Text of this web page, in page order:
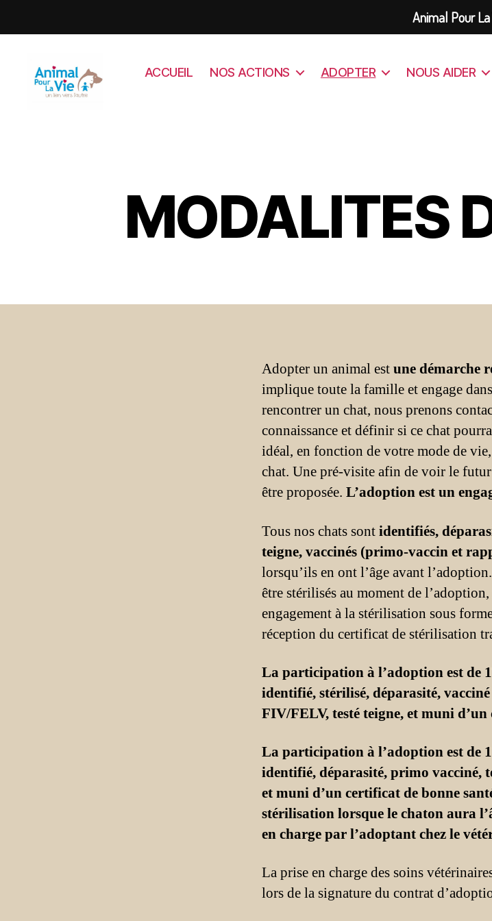
ACCUEIL NOS ACTIONS ADOPTER NOUS AIDER
MODALITES
Adopter un animal estune démarche
implique toute la famille et engage
rencontrer un chat, nous prenons
connaissance et définir si ce chat
idéal, en fonction de votre mode de
chat. Une pré-visite afin de voir le
être proposée. L’adoption est un
Tous nos chats sontidentifiés,
teigne, vaccinés (primo-vaccin et
lorsqu’ils en ont l’âge avant
être stérilisés au moment de
engagement à la stérilisation sous
réception du certificat de stérilisation
La participation à l’adoption est de
identifié, stérilisé, déparasité,
FIV/FELV, testé teigne, et muni
La participation à l’adoption est de
identifié, déparasité, primo vacciné,
et muni d’un certificat de bonne
stérilisation lorsque le chaton aura
en charge par l’adoptant chez le
La prise en charge des soins
lors de la signature du contrat
Animal Pour